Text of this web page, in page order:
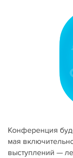
Конференция
мая
выступлений —